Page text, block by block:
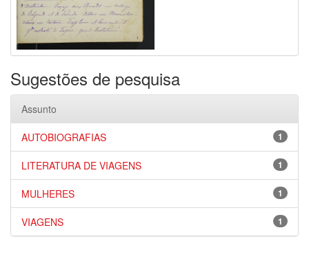
Sugestões de pesquisa
Assunto
1
AUTOBIOGRAFIAS
1
LITERATURA DE VIAGENS
1
MULHERES
1
VIAGENS